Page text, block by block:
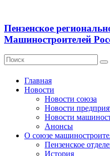
Пензенское
Машиностроителей
Главная
Новости
Новости союза
Новости
Новости
Анонсы
О союзе
Пензенское
История